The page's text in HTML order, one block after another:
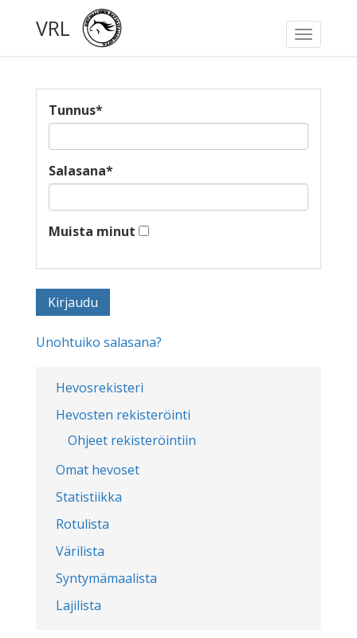
Toggle
VRL
Hevosrekisteri
Hevosten rekisteröinti
Ohjeet rekisteröintiin
Omat hevoset
Statistiikka
Rotulista
Värilista
Syntymämaalista
Lajilista
Tunnus*
Salasana*
Muista minut
Unohtuiko salasana?